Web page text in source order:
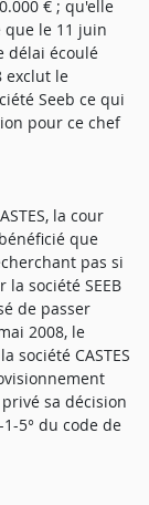
€ ; qu'elle
que le 11 juin
délai écoulé
exclut le
Seeb ce qui
pour ce chef
la cour
que
pas si
société SEEB
de passer
2008, le
société CASTES
sa décision
5° du code de